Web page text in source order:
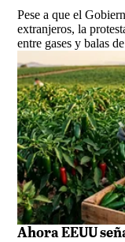
Pese a que el
extranjeros, la
entre gases y balas
Ahora EEUU